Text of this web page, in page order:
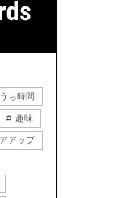
ち時間
趣味
アップ